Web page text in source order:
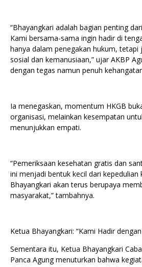
“Bhayangkari adalah bagian penting
Kami bersama-sama ingin hadir di
hanya dalam penegakan hukum, tetapi
sosial dan kemanusiaan,” ujar AKBP
dengan tegas namun penuh
Ia menegaskan, momentum HKGB
organisasi, melainkan kesempatan
menunjukkan empati.
“Pemeriksaan kesehatan gratis dan
ini menjadi bentuk kecil dari kepedulian
Bhayangkari akan terus berupaya
masyarakat,” tambahnya.
Ketua Bhayangkari: “Kami Hadir
Sementara itu, Ketua Bhayangkari
Panca Agung menuturkan bahwa